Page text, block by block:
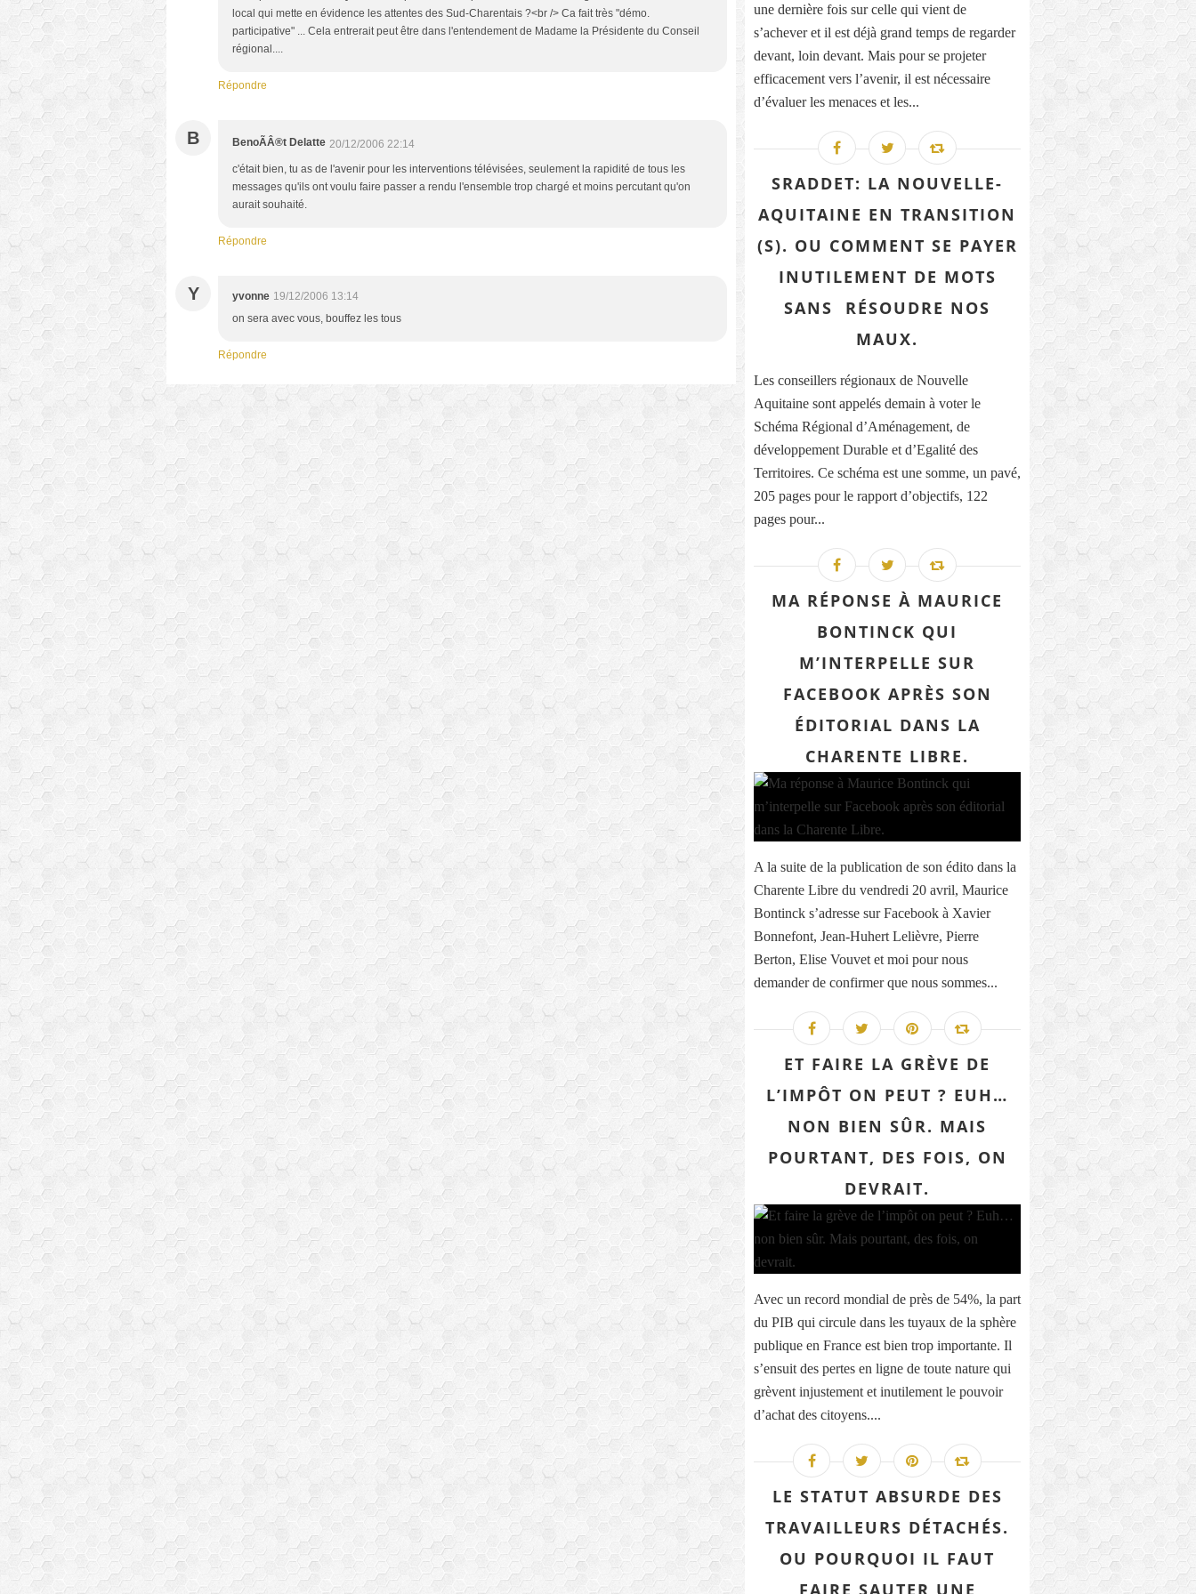
local qui mette en évidence les attentes des Sud-Charentais ?<br /> Ca fait très "démo.
participative" ... Cela entrerait peut être dans l'entendement de Madame la Présidente du Conseil
régional....
Répondre
B BenoÃÂ®t Delatte 20/12/2006 22:14
c'était bien, tu as de l'avenir pour les interventions télévisées, seulement la rapidité de tous les
messages qu'ils ont voulu faire passer a rendu l'ensemble trop chargé et moins percutant qu'on
aurait souhaité.
Répondre
Y yvonne 19/12/2006 13:14
on sera avec vous, bouffez les tous
Répondre
une dernière fois sur celle qui vient de
s’achever et il est déjà grand temps de regarder
devant, loin devant. Mais pour se projeter
efficacement vers l’avenir, il est nécessaire
d’évaluer les menaces et les...
SRADDET: LA NOUVELLE-
AQUITAINE EN TRANSITION
(S). OU COMMENT SE PAYER
INUTILEMENT DE MOTS
SANS RÉSOUDRE NOS
MAUX.
Les conseillers régionaux de Nouvelle
Aquitaine sont appelés demain à voter le
Schéma Régional d’Aménagement, de
développement Durable et d’Egalité des
Territoires. Ce schéma est une somme, un pavé,
205 pages pour le rapport d’objectifs, 122
pages pour...
MA RÉPONSE À MAURICE
BONTINCK QUI
M’INTERPELLE SUR
FACEBOOK APRÈS SON
ÉDITORIAL DANS LA
CHARENTE LIBRE.
A la suite de la publication de son édito dans la
Charente Libre du vendredi 20 avril, Maurice
Bontinck s’adresse sur Facebook à Xavier
Bonnefont, Jean-Huhert Lelièvre, Pierre
Berton, Elise Vouvet et moi pour nous
demander de confirmer que nous sommes...
ET FAIRE LA GRÈVE DE
L’IMPÔT ON PEUT ? EUH…
NON BIEN SÛR. MAIS
POURTANT, DES FOIS, ON
DEVRAIT.
Avec un record mondial de près de 54%, la part
du PIB qui circule dans les tuyaux de la sphère
publique en France est bien trop importante. Il
s’ensuit des pertes en ligne de toute nature qui
grèvent injustement et inutilement le pouvoir
d’achat des citoyens....
LE STATUT ABSURDE DES
TRAVAILLEURS DÉTACHÉS.
OU POURQUOI IL FAUT
FAIRE SAUTER UNE